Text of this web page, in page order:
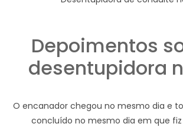
Depoimentos
desentupidora
O encanador chegou no mesmo dia e
concluído no mesmo dia em que fiz